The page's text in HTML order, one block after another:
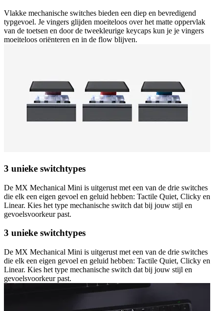
Vlakke mechanische switches bieden een diep en bevredigend
typgevoel. Je vingers glijden moeiteloos over het matte oppervlak
van de toetsen en door de tweekleurige keycaps kun je je vingers
moeiteloos oriënteren en in de flow blijven.
3 unieke switchtypes
De MX Mechanical Mini is uitgerust met een van de drie switches
die elk een eigen gevoel en geluid hebben: Tactile Quiet, Clicky en
Linear. Kies het type mechanische switch dat bij jouw stijl en
gevoelsvoorkeur past.
3 unieke switchtypes
De MX Mechanical Mini is uitgerust met een van de drie switches
die elk een eigen gevoel en geluid hebben: Tactile Quiet, Clicky en
Linear. Kies het type mechanische switch dat bij jouw stijl en
gevoelsvoorkeur past.